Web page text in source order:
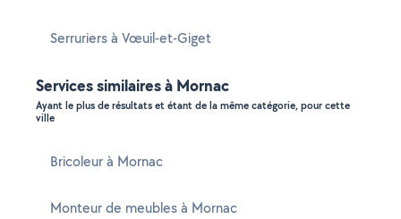
Serruriers à Vœuil-et-Giget
Services similaires à Mornac
Ayant le plus de résultats et étant de la même catégorie, pour cette
ville
Bricoleur à Mornac
Monteur de meubles à Mornac